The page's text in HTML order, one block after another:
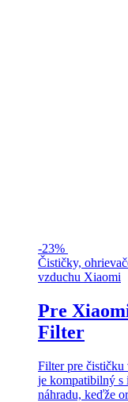
-23%
Čističky,
vzduchu Xiaomi
Pre
Filter
Filter pre
je kompatibilný
náhradu, keďže